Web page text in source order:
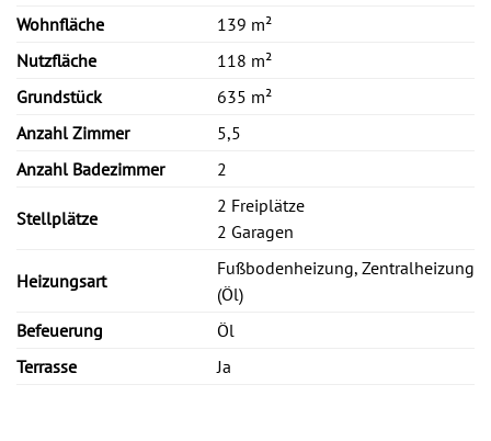
Wohnfläche
139 m²
Nutzfläche
118 m²
Grundstück
635 m²
Anzahl Zimmer
5,5
Anzahl Badezimmer
2
Stellplätze
2 Freiplätze
2 Garagen
Heizungsart
Fußbodenheizung, Zentralheizung
(Öl)
Befeuerung
Öl
Terrasse
Ja